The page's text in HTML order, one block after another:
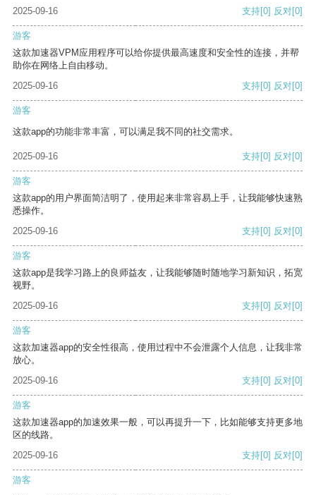
2025-09-16
支持[0] 反对[0]
游客
这款加速器VPM应用程序可以给你提供最高速度和安全性的连接，并帮
助你在网络上自由移动。
2025-09-16
支持[0] 反对[0]
游客
这款app的功能非常丰富，可以满足我不同的社交需求。
2025-09-16 支持[0] 反对[0]
游客
这款app的用户界面简洁明了，使用起来非常容易上手，让我能够快速熟
悉操作。
2025-09-16
支持[0] 反对[0]
游客
这款app是我学习路上的良师益友，让我能够随时随地学习新知识，拓宽
视野。
2025-09-16
支持[0] 反对[0]
游客
这款加速器app的安全性很高，使用过程中不会泄露个人信息，让我非常
放心。
2025-09-16
支持[0] 反对[0]
游客
这款加速器app的加速效果一般，可以再提升一下，比如能够支持更多地
区的线路。
2025-09-16
支持[0] 反对[0]
游客